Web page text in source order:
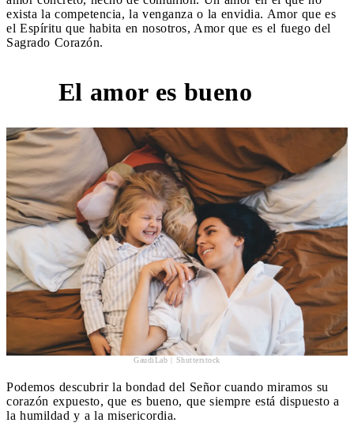
exista la competencia, la venganza o la envidia. Amor que es
el Espíritu que habita en nosotros, Amor que es el fuego del
Sagrado Corazón.
El amor es bueno
GaudiLab | Shutterstock
Podemos descubrir la bondad del Señor cuando miramos su
corazón expuesto, que es bueno, que siempre está dispuesto a
la humildad y a la misericordia.